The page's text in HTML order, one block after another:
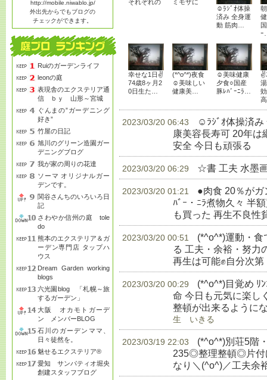
http://mobile.niwablo.jp/
外出先からでもブログの
チェックができます。
Ruiのガーデンライフ
leonの庭
表現舎のエクステリア通
信 ｂｙ 山形～宮城
ぐんまの”ガーデニング
好き”
竹屋の日記
旭川のグリーン造園ガー
デニングブログ
我が家の周りの花達
ソーマ オリジナルガー
デンです。
関谷さんちのいろいろ日
記
さわやか信州の庭 tole
do
熊本のエクステリア＆ガ
ーデン専門店 タップハ
ウス
Dream Garden working
blogs
六光園blog 「札幌～旅
するガーデン」
大阪 オカモトガーデ
ン メンバーBLOG
石川のガーデンママ、
日々徒然を。
魅せるエクステリア®
愛知 サンパティオ堀央
創建スタッフブログ
それぞれの
ミモザに
☺ﾗｼﾞｵ体操
済み 全身運
動 筋肉…
ｰ
幸せな1日✌
74歳8ヶ月2
0日生た…
(*^o^*)夜食
☺美味しい
健康美…
☺美味健康
夕食○国産
豚ﾚﾊﾞｰﾆﾗ…
✌
2023/03/20 06:43
☺ﾗｼﾞｵ体操済み
康美容長寿可 20年は
安全 今日も頑張る
2023/03/20 06:29 ☆書 工夫 水墨
2023/03/20 01:21
●肉食 20％がガ
ﾊﾞｰ・ﾆﾗ煮物久々 半
も買った 再生不良性
2023/03/20 00:51
(*^o^*)運動・
る 工夫・余裕・努力
再生は可能✊自分次第
2023/03/20 00:29
(*^o^*)目覚め ﾘ
命 今日も元気に楽し
整頓が出来るように
生 いきる
2023/03/19 22:03
(*^o^*)別荘5階
235◎整理整頓◎片付
なり＼(^o^)／工夫余